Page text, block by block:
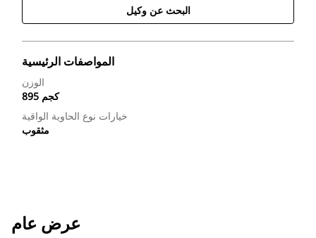
البحث عن وكيل
المواصفات الرئيسية
الوزن
895 كجم
خيارات نوع الحاوية الواقية
مثقوب
عرض عام